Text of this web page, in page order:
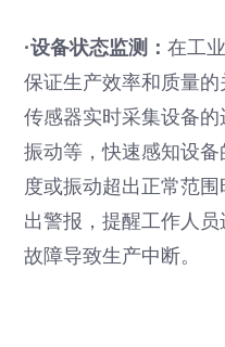
·设备状态监测：在工
保证生产效率和质量
传感器实时采集设备的
振动等，快速感知设
度或振动超出正常范
出警报，提醒工作人
故障导致生产中断。